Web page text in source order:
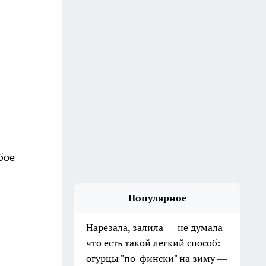
Популярное
Нарезала, залила — не думала
что есть такой легкий способ:
огурцы "по-фински" на зиму —